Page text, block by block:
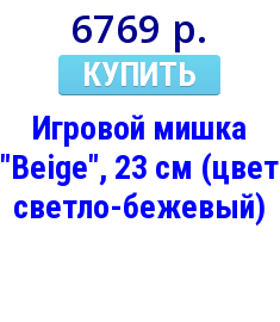
6769 р.
КУПИТЬ
Игровой мишка
"Beige", 23 см (цвет
светло-бежевый)